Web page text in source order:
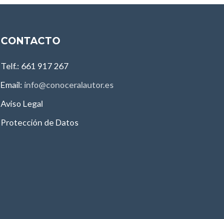
CONTACTO
Telf.: 661 917 267
Email: info@conoceralautor.es
Aviso Legal
Protección de Datos